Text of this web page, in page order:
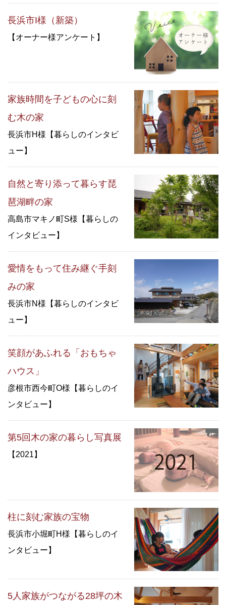
長浜市I様（新築）
【オーナー様アンケート】
家族時間を子どもの心に刻
む木の家
長浜市H様【暮らしのインタビ
ュー】
自然と寄り添って暮らす琵
琶湖畔の家
高島市マキノ町S様【暮らしの
インタビュー】
愛情をもって住み継ぐ手刻
みの家
長浜市N様【暮らしのインタビ
ュー】
笑顔があふれる「おもちゃ
ハウス」
彦根市西今町O様【暮らしのイ
ンタビュー】
第5回木の家の暮らし写真展
【2021】
柱に刻む家族の宝物
長浜市小堀町H様【暮らしのイ
ンタビュー】
5人家族がつながる28坪の木